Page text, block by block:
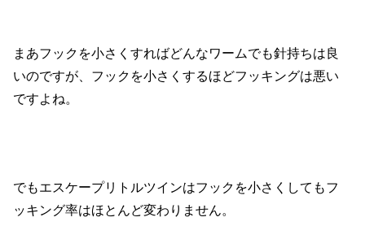
まあフックを小さくすればどんなワームでも針持ちは良
いのですが、フックを小さくするほどフッキングは悪い
ですよね。
でもエスケープリトルツインはフックを小さくしてもフ
ッキング率はほとんど変わりません。